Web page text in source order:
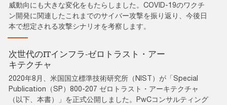
威動向にも大きな変化をもたらしました。COVID-19のワクチ
ン開発に関連したこれまでのサイバー攻撃を振り返り、今後日
本で想定される攻撃シナリオを考察します。
次世代のITインフラ‐ゼロトラスト・アー
キテクチャ
2020年8月、米国国立標準技術研究所（NIST）が「Special
Publication（SP）800-207 ゼロトラスト・アーキテクチャ
（以下、本書）」を正式公開しました。PwCコンサルティング